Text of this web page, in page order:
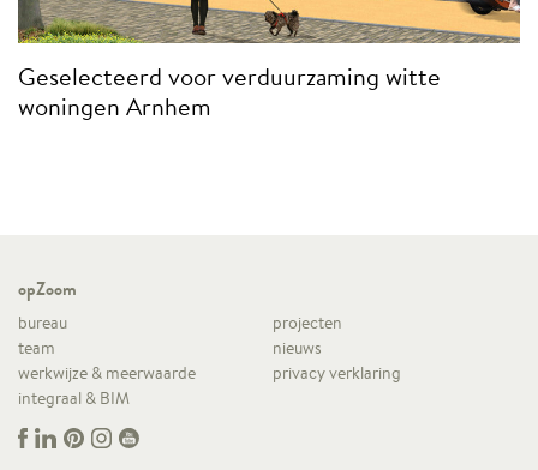
Geselecteerd voor verduurzaming witte
woningen Arnhem
opZoom
bureau
projecten
team
nieuws
werkwijze & meerwaarde
privacy verklaring
integraal & BIM